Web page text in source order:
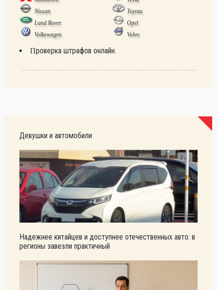
Nissan
Toyota
Land Rover
Opel
Volkswagen
Volvo
Проверка штрафов онлайн.
Девушки и автомобили
Надежнее китайцев и доступнее отечественных авто: в
регионы завезли практичный